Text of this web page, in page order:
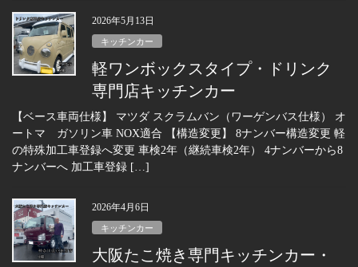
2026年5月13日
キッチンカー
軽ワンボックスタイプ・ドリンク
専門店キッチンカー
【ベース車両仕様】 マツダ スクラムバン（ワーゲンバス仕様） オ
ートマ ガソリン車 NOX適合 【構造変更】 8ナンバー構造変更 軽
の特殊加工車登録へ変更 車検2年（継続車検2年） 4ナンバーから8
ナンバーへ 加工車登録 […]
2026年4月6日
キッチンカー
大阪たこ焼き専門キッチンカー・